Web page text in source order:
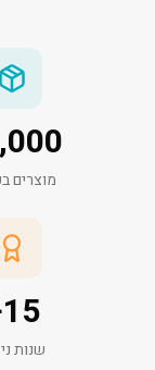
מוצרים
15
שנות